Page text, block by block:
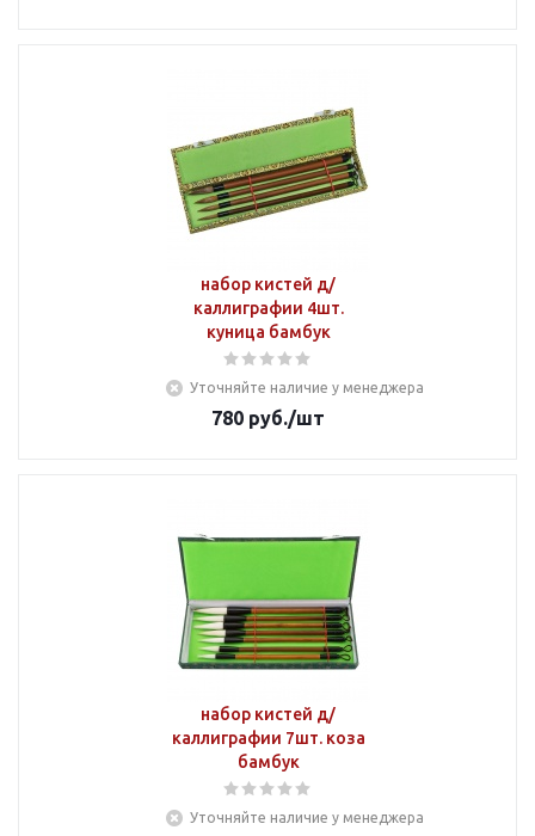
набор кистей д/
каллиграфии 4шт.
куница бамбук
Уточняйте наличие у менеджера
780 руб./шт
набор кистей д/
каллиграфии 7шт. коза
бамбук
Уточняйте наличие у менеджера